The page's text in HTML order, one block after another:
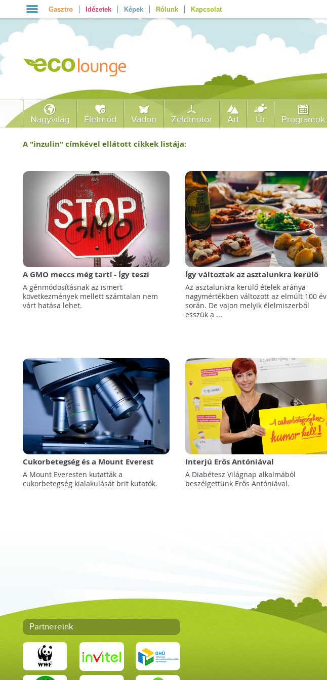
Gasztro Idézetek Képek Rólunk Kapcsolat
Nagyvilág Életmód Vadon Zöldmotor Art Űr Programok
A "inzulin" címkével ellátott cikkek listája:
A GMO meccs még tart! - Így teszi
tönkre a környezetet a génmódosítás
A génmódosításnak az ismert
következmények mellett számtalan nem
várt hatása lehet.
Így változtak az asztalunkra kerülő
alapélelmiszerek arányai az elmúlt
100 évben
Az asztalunkra kerülő ételek aránya
nagymértékben változott az elmúlt 100 év
során. De vajon melyik élelmiszerből
esszük a ...
Cukorbetegség és a Mount Everest
A Mount Everesten kutatták a
cukorbetegség kialakulását brit kutatók.
Interjú Erős Antóniával
A Diabétesz Világnap alkalmából
beszélgettünk Erős Antóniával.
Partnereink